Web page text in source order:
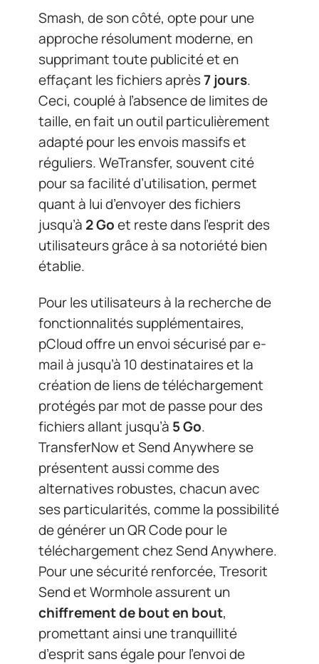
Smash, de son côté, opte pour une
approche résolument moderne, en
supprimant toute publicité et en
effaçant les fichiers après7 jours.
Ceci, couplé à l’absence de limites de
taille, en fait un outil particulièrement
adapté pour les envois massifs et
réguliers. WeTransfer, souvent cité
pour sa facilité d’utilisation, permet
quant à lui d’envoyer des fichiers
jusqu’à 2 Goet reste dans l’esprit des
utilisateurs grâce à sa notoriété bien
établie.
Pour les utilisateurs à la recherche de
fonctionnalités supplémentaires,
pCloud offre un envoi sécurisé par e-
mail à jusqu’à 10 destinataires et la
création de liens de téléchargement
protégés par mot de passe pour des
fichiers allant jusqu’à 5 Go.
TransferNow et Send Anywhere se
présentent aussi comme des
alternatives robustes, chacun avec
ses particularités, comme la possibilité
de générer un QR Code pour le
téléchargement chez Send Anywhere.
Pour une sécurité renforcée, Tresorit
Send et Wormhole assurent un
chiffrement de bout en bout,
promettant ainsi une tranquillité
d’esprit sans égale pour l’envoi de